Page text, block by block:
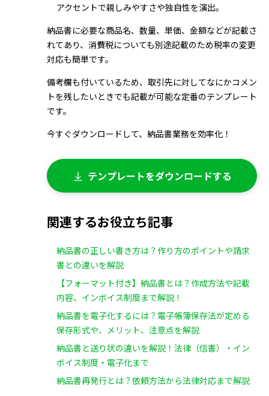
アクセントで親しみやすさや独自性を演出。
納品書に必要な商品名、数量、単価、金額などが記載さ
れてあり、消費税についても別途記載のため税率の変更
対応も簡単です。
備考欄も付いているため、取引先に対してなにかコメン
トを残したいときでも記載が可能な定番のテンプレート
です。
今すぐダウンロードして、納品書業務を効率化！
テンプレートをダウンロードする
関連するお役立ち記事
納品書の正しい書き方は？作り方のポイントや請求
書との違いを解説
【フォーマット付き】納品書とは？作成方法や記載
内容、インボイス制度まで解説！
納品書を電子化するには？電子帳簿保存法が定める
保存形式や、メリット、注意点を解説
納品書と送り状の違いを解説！法律（信書）・イン
ボイス制度・電子化まで
納品書再発行とは？依頼方法から法律対応まで解説